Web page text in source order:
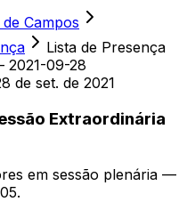
Campos
Lista de Presença
2021-09-28
de set. de 2021
Extraordinária
em sessão plenária —